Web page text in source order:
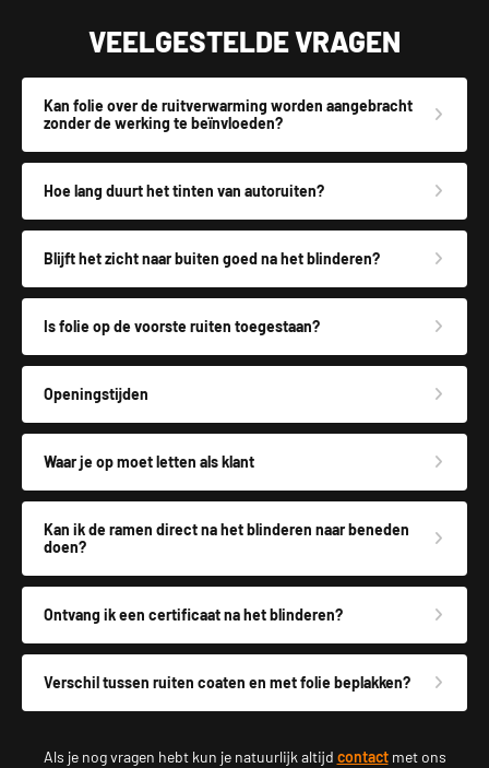
VEELGESTELDE VRAGEN
Kan folie over de ruitverwarming worden aangebracht
zonder de werking te beïnvloeden?
Hoe lang duurt het tinten van autoruiten?
Blijft het zicht naar buiten goed na het blinderen?
Is folie op de voorste ruiten toegestaan?
Openingstijden
Waar je op moet letten als klant
Kan ik de ramen direct na het blinderen naar beneden
doen?
Ontvang ik een certificaat na het blinderen?
Verschil tussen ruiten coaten en met folie beplakken?
Als je nog vragen hebt kun je natuurlijk altijd contactmet ons